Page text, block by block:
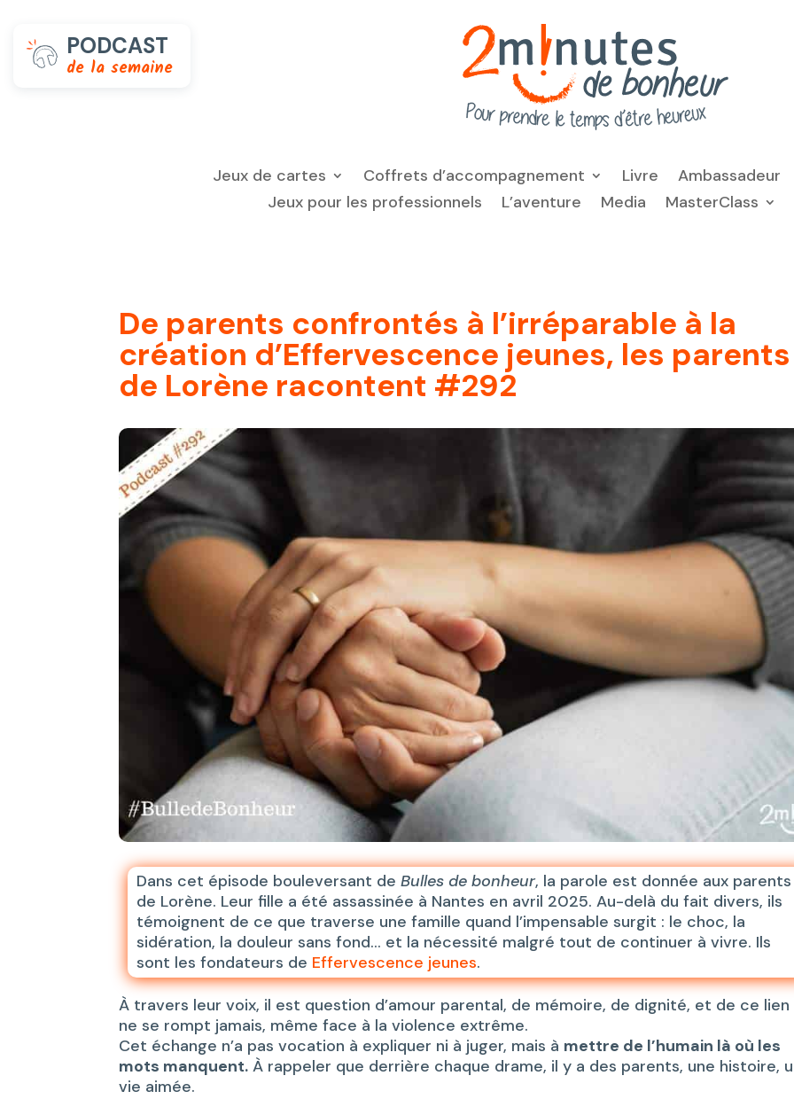
PODCAST
de la semaine
Jeux de cartes Coffrets d’accompagnement Livre
Ambassadeur
Jeux pour les professionnels
L’aventure Media MasterClass
De parents confrontés à l’irréparable à la
création d’Effervescence jeunes, les parents
de Lorène racontent #292
Dans cet épisode bouleversant deBulles de bonheur, la parole est donnée aux parents
de Lorène. Leur fille a été assassinée à Nantes en avril 2025. Au-delà du fait divers, ils
témoignent de ce que traverse une famille quand l’impensable surgit : le choc, la
sidération, la douleur sans fond… et la nécessité malgré tout de continuer à vivre. Ils
sont les fondateurs de Effervescence jeunes.
À travers leur voix, il est question d’amour parental, de mémoire, de dignité, et de ce lien
ne se rompt jamais, même face à la violence extrême.
Cet échange n’a pas vocation à expliquer ni à juger, mais à mettre de l’humain là où les
mots manquent. À rappeler que derrière chaque drame, il y a des parents, une histoire,
vie aimée.